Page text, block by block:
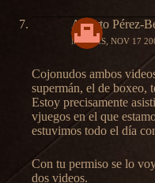
Alberto Pérez-
MARTES, NOV 17
Cojonudos ambos
supermán, el de boxeo,
Estoy precisamente
vjuegos en el que
estuvimos todo el día
Con tu permiso se lo
dos videos.